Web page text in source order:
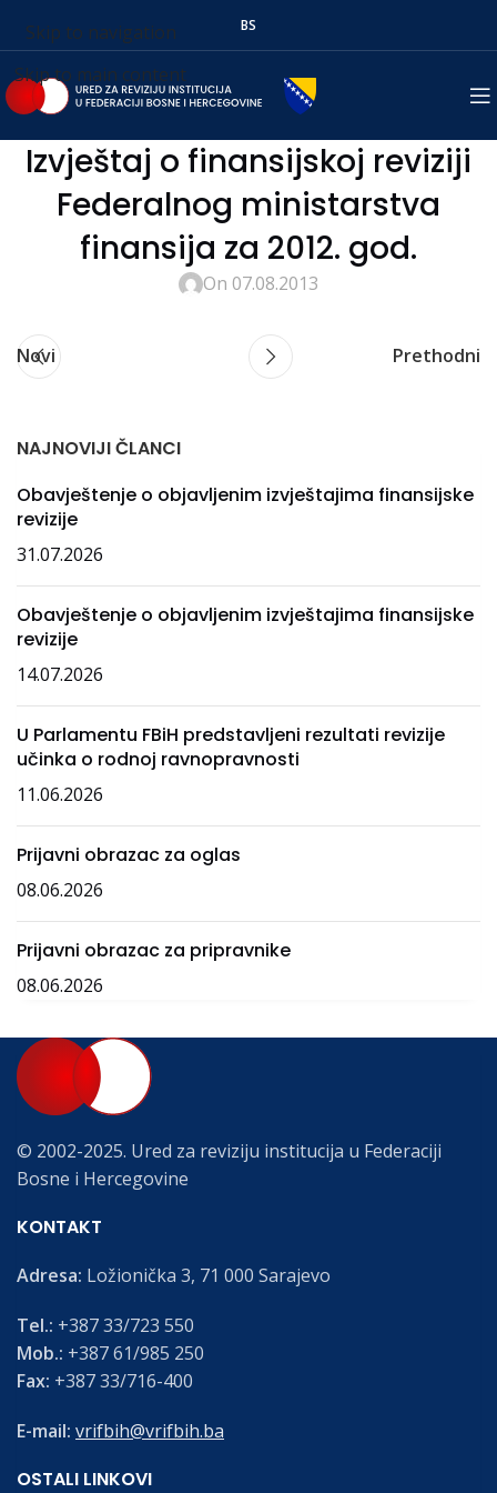
Skip to navigation
Skip to main content
BS
Izvještaj o finansijskoj reviziji
Federalnog ministarstva
finansija za 2012. god.
On 07.08.2013
Novi Prethodni
NAJNOVIJI ČLANCI
Obavještenje o objavljenim izvještajima finansijske
revizije
31.07.2026
Obavještenje o objavljenim izvještajima finansijske
revizije
14.07.2026
U Parlamentu FBiH predstavljeni rezultati revizije
učinka o rodnoj ravnopravnosti
11.06.2026
Prijavni obrazac za oglas
08.06.2026
Prijavni obrazac za pripravnike
08.06.2026
© 2002-2025. Ured za reviziju institucija u Federaciji
Bosne i Hercegovine
KONTAKT
Adresa: Ložionička 3, 71 000 Sarajevo
Tel.: +387 33/723 550
Mob.: +387 61/985 250
Fax: +387 33/716-400
E-mail: vrifbih@vrifbih.ba
OSTALI LINKOVI